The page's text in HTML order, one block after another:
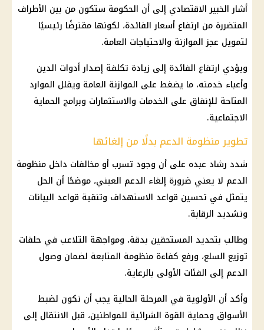
أشار الخبير الاقتصادي إلى أن الحكومة ستكون من بين الأطراف
المتضررة من ارتفاع أسعار الفائدة، لكونها مقترضًا رئيسيًا
لتمويل عجز الموازنة والاحتياجات العامة.
ويؤدي ارتفاع الفائدة إلى زيادة تكلفة إصدار أدوات الدين
وأعباء خدمته، ما يضغط على الموازنة العامة ويقلل الموارد
المتاحة للإنفاق على الخدمات والاستثمارات وبرامج الحماية
الاجتماعية.
تطوير منظومة الدعم بدلًا من إلغائها
شدد رشاد عبده على أن وجود تسرب أو مخالفات داخل منظومة
الدعم لا يعني ضرورة إلغاء الدعم العيني، موضحًا أن الحل
يتمثل في تحسين قواعد الاستهداف وتنقية قواعد البيانات
وتشديد الرقابة.
وطالب بتحديد المستحقين بدقة، ومواجهة التلاعب في حلقات
توزيع السلع، ورفع كفاءة منظومة المتابعة لضمان وصول
الدعم إلى الفئات الأولى بالرعاية.
وأكد أن الأولوية في المرحلة الحالية يجب أن تكون لضبط
الأسواق وحماية القوة الشرائية للمواطنين، قبل الانتقال إلى